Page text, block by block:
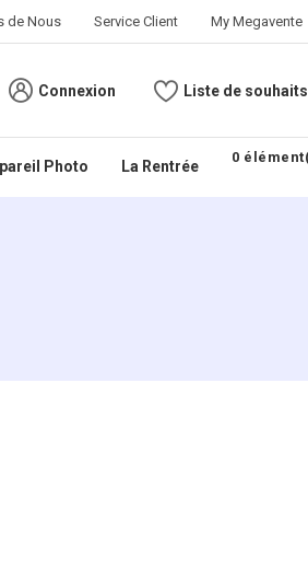
de Nous Service Client My Megavente
Connexion Liste de souhaits
Photo La Rentrée
0